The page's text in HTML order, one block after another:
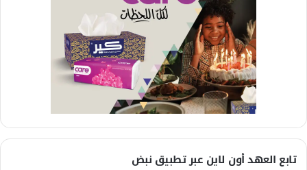
تابع العهد أون لاين عبر تطبيق نبض